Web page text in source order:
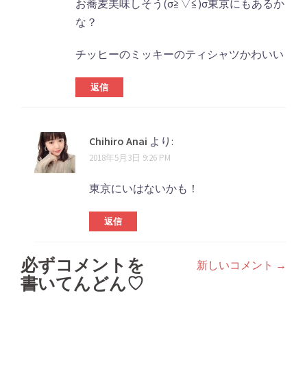
お蕎麦美味しそう(σ≧▽≦)σ東京にもあるか
な？
チッヒーのミッキーのティシャツかわいい
返信
Chihiro Anai より:
2018年5月3日 9:26 PM
東京にいはないかも！
返信
コ
メ
新しいコメント →
必ずコメントを
書いてんどん♡